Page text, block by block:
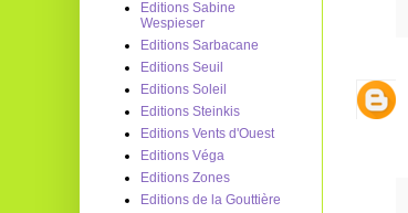
Editions Sabine
Wespieser
Editions Sarbacane
Editions Seuil
Editions Soleil
Editions Steinkis
Editions Vents d'Ouest
Editions Véga
Editions Zones
Editions de la Gouttière